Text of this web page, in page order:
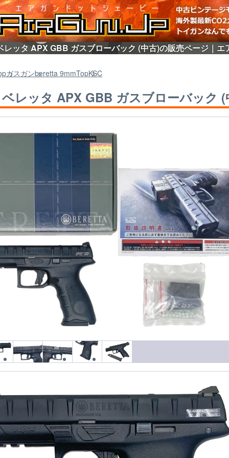
レッタ APX GBB ガスブローバック (中古)の販売ページ｜エ
ガスガンberetta 9mmTopKSC
レッタ APX GBB ガスブローバック (